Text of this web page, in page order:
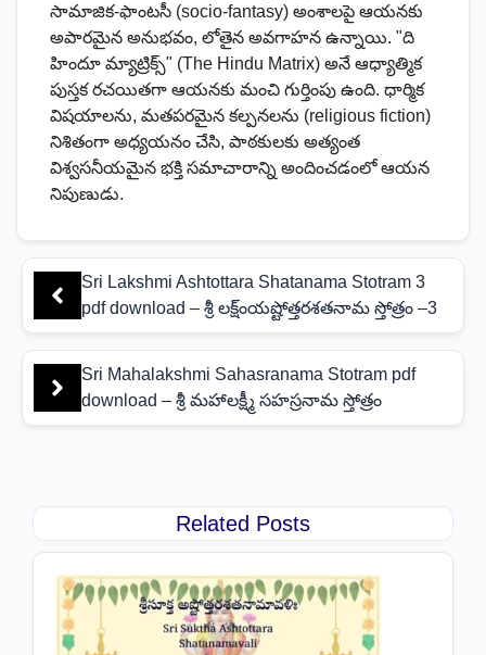
సామాజిక-ఫాంటసీ (socio-fantasy) అంశాలపై ఆయనకు
అపారమైన అనుభవం, లోతైన అవగాహన ఉన్నాయి. "ది
హిందూ మ్యాట్రిక్స్" (The Hindu Matrix) అనే ఆధ్యాత్మిక
పుస్తక రచయితగా ఆయనకు మంచి గుర్తింపు ఉంది. ధార్మిక
విషయాలను, మతపరమైన కల్పనలను (religious fiction)
నిశితంగా అధ్యయనం చేసి, పాఠకులకు అత్యంత
విశ్వసనీయమైన భక్తి సమాచారాన్ని అందించడంలో ఆయన
నిపుణుడు.
Sri Lakshmi Ashtottara Shatanama Stotram 3
pdf download – శ్రీ లక్ష్ంయష్టోత్తరశతనామ స్తోత్రం –3
Sri Mahalakshmi Sahasranama Stotram pdf
download – శ్రీ మహాలక్ష్మీ సహస్రనామ స్తోత్రం
Related Posts